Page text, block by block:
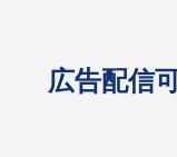
広告配信